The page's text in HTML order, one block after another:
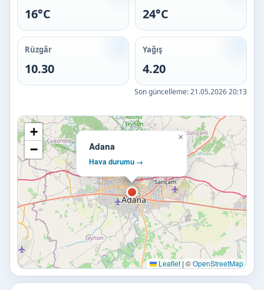
16°C 24°C
Rüzgâr
10.30
Yağış
4.20
Son güncelleme:21.05.2026 20:13
Adana
Hava durumu →
×
+
−
Leaflet | ©OpenStreetMap